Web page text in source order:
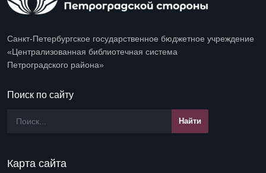
Санкт-Петербургское государственное бюджетное учреждение
«Централизованная библиотечная система
Петроградского района»
Поиск по сайту
Карта сайта